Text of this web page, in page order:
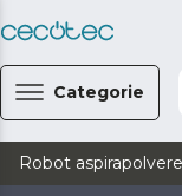
Categorie
Robot aspirapolvere